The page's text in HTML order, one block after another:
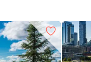
à votre convenance.
Montréal vers 18h30,
grâce à une